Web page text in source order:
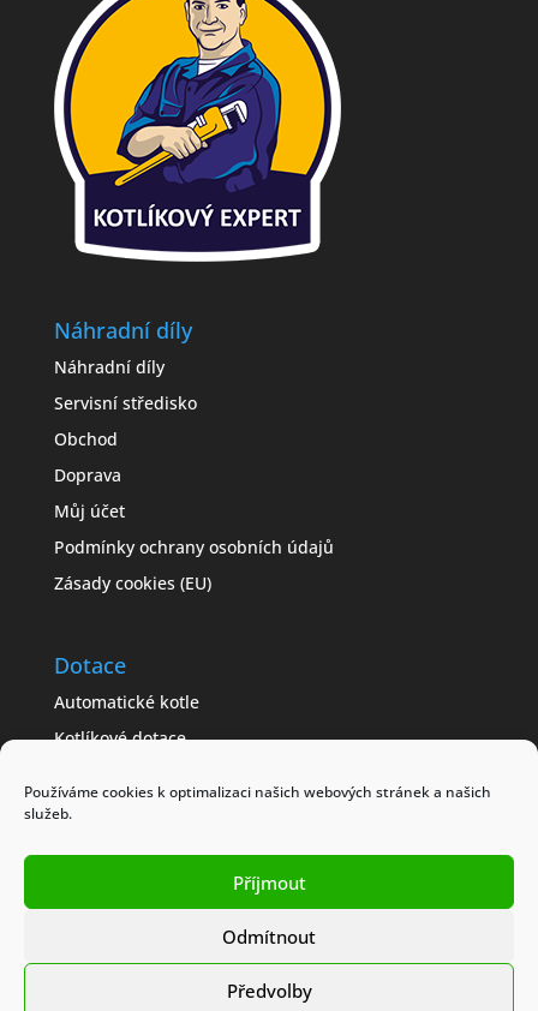
Používáme cookies k optimalizaci našich webových stránek a našich
služeb.
Příjmout
Odmítnout
Předvolby
Náhradní díly
Náhradní díly
Servisní středisko
Obchod
Doprava
Můj účet
Podmínky ochrany osobních údajů
Zásady cookies (EU)
Dotace
Automatické kotle
Kotlíkové dotace
Jak získat dotaci